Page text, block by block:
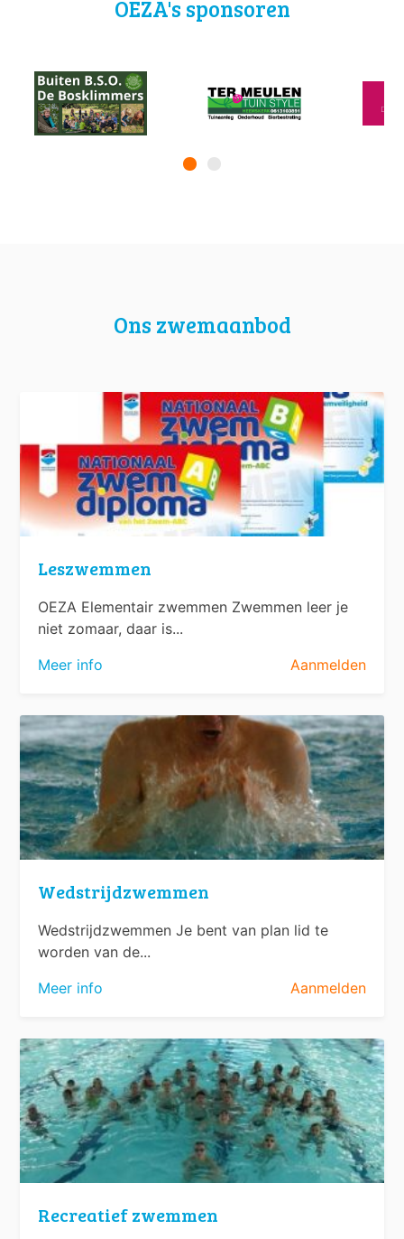
OEZA's sponsoren
Ons zwemaanbod
Leszwemmen
OEZA Elementair zwemmen Zwemmen leer je
niet zomaar, daar is...
Meer info
Aanmelden
Wedstrijdzwemmen
Wedstrijdzwemmen Je bent van plan lid te
worden van de...
Meer info
Aanmelden
Recreatief zwemmen